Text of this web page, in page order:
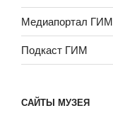
Медиапортал ГИМ
Подкаст ГИМ
САЙТЫ МУЗЕЯ